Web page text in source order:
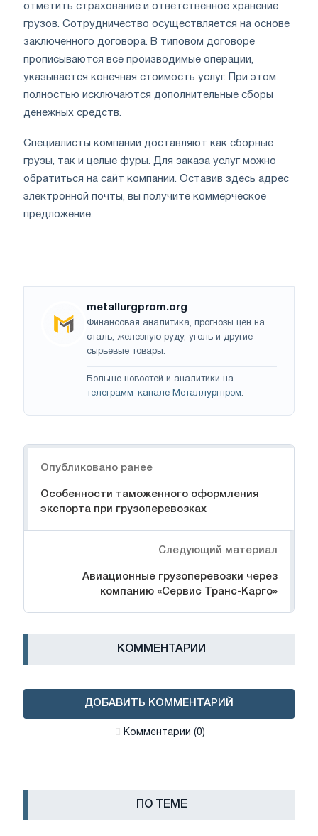
отметить страхование и ответственное хранение
грузов. Сотрудничество осуществляется на основе
заключенного договора. В типовом договоре
прописываются все производимые операции,
указывается конечная стоимость услуг. При этом
полностью исключаются дополнительные сборы
денежных средств.
Специалисты компании доставляют как сборные
грузы, так и целые фуры. Для заказа услуг можно
обратиться на сайт компании. Оставив здесь адрес
электронной почты, вы получите коммерческое
предложение.
metallurgprom.org
Финансовая аналитика, прогнозы цен на
сталь, железную руду, уголь и другие
сырьевые товары.
Больше новостей и аналитики на
телеграмм-канале Металлургпром.
Опубликовано ранее
Особенности таможенного оформления
экспорта при грузоперевозках
Следующий материал
Авиационные грузоперевозки через
компанию «Сервис Транс-Карго»
КОММЕНТАРИИ
ДОБАВИТЬ КОММЕНТАРИЙ
Комментарии (0)
ПО ТЕМЕ